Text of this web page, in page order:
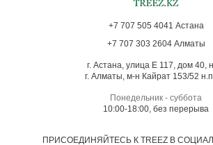
+7 707 505 4041 Астана
+7 707 303 2604 Алматы
г. Астана, улица Е 117, дом 40,
г. Алматы, м-н Кайрат 153/52
Понедельник - суббота
10:00-18:00, без перерыва
ПРИСОЕДИНЯЙТЕСЬ К TREEZ В